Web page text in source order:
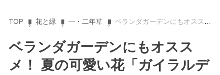
TOP 花と緑 一・二年草 ベランダガーデンにもオススメ！ 夏の可愛い花「ガイラルディア」
ベランダガーデンにもオスス
メ！ 夏の可愛い花「ガイラルデ